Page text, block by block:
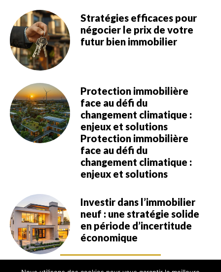
Stratégies efficaces pour
négocier le prix de votre
futur bien immobilier
Protection immobilière
face au défi du
changement climatique :
enjeux et solutions
Protection immobilière
face au défi du
changement climatique :
enjeux et solutions
Investir dans l’immobilier
neuf : une stratégie solide
en période d’incertitude
économique